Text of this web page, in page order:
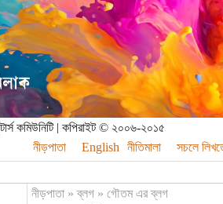
কমিউনিটি | কপিরাইট © ২০০৬-২০১৫
নীড়পাতা
English নীতিমালা সচলে
নীড়পাতা»ব্লগ» গৌতম এর ব্লগ